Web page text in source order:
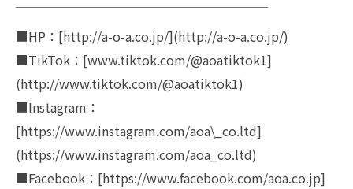
￣￣￣￣￣￣￣￣￣￣￣￣￣￣￣￣￣￣￣￣
■HP：[http://a-o-a.co.jp/](http://a-o-a.co.jp/)
■TikTok：[www.tiktok.com/@aoatiktok1]
(http://www.tiktok.com/@aoatiktok1)
■Instagram：
[https://www.instagram.com/aoa\_co.ltd]
(https://www.instagram.com/aoa_co.ltd)
■Facebook：[https://www.facebook.com/aoa.co.jp]